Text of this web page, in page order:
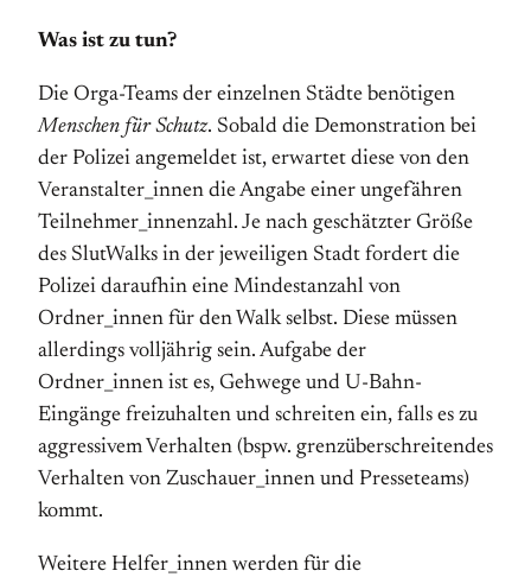
Was ist zu tun?
Die Orga-Teams der einzelnen Städte benötigen
Menschen für Schutz. Sobald die Demonstration bei
der Polizei angemeldet ist, erwartet diese von den
Veranstalter_innen die Angabe einer ungefähren
Teilnehmer_innenzahl. Je nach geschätzter Größe
des SlutWalks in der jeweiligen Stadt fordert die
Polizei daraufhin eine Mindestanzahl von
Ordner_innen für den Walk selbst. Diese müssen
allerdings volljährig sein. Aufgabe der
Ordner_innen ist es, Gehwege und U-Bahn-
Eingänge freizuhalten und schreiten ein, falls es zu
aggressivem Verhalten (bspw. grenz­über­schreitendes
Verhalten von Zuschauer_innen und Presseteams)
kommt.
Weitere Helfer_innen werden für die